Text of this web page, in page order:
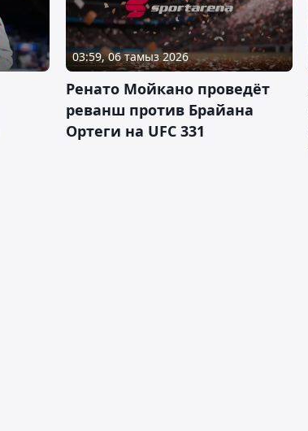
03:59, 06 тамыз 2026
Ренато Мойкано проведёт
реванш против Брайана
Ортеги на UFC 331